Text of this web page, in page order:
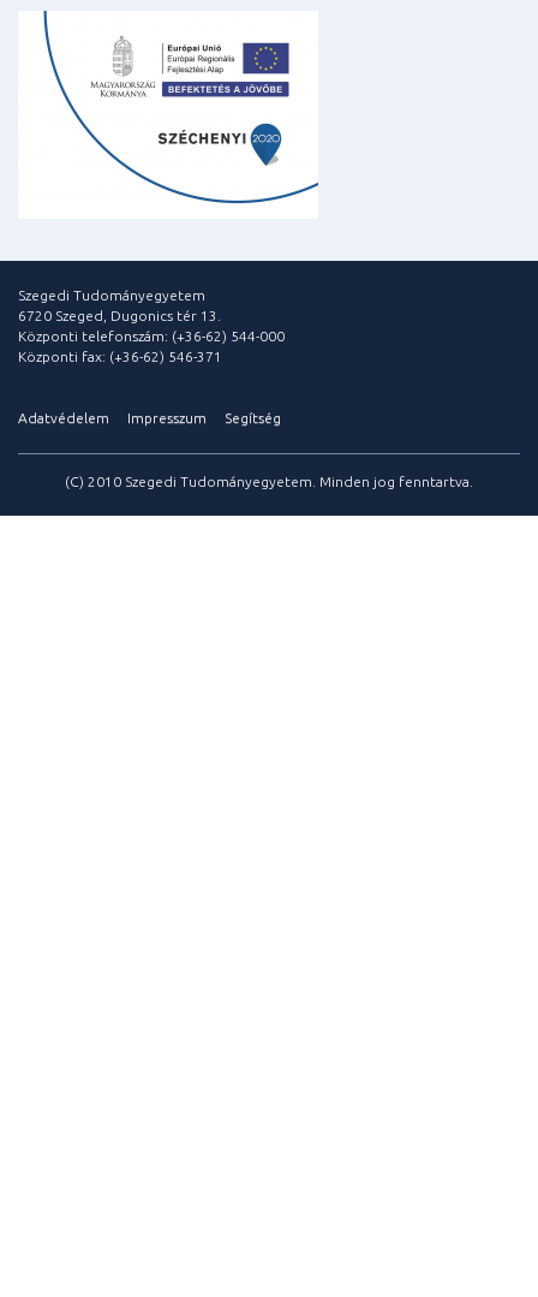
Szegedi Tudományegyetem
6720 Szeged, Dugonics tér 13.
Központi telefonszám: (+36-62) 544-000
Központi fax: (+36-62) 546-371
Adatvédelem Impresszum Segítség
(C) 2010 Szegedi Tudományegyetem. Minden jog fenntartva.